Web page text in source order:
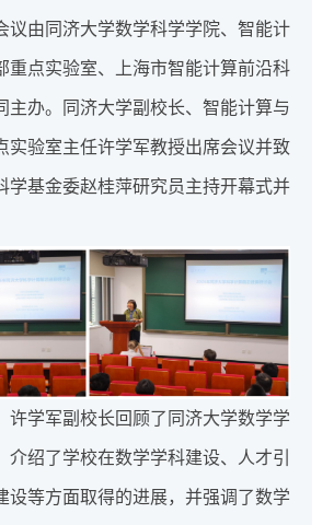
议由同济大学数学科学学院、智能计
重点实验室、上海市智能计算前沿科
主办。同济大学副校长、智能计算与
实验室主任许学军教授出席会议并致
学基金委赵桂萍研究员主持开幕式并
许学军副校长回顾了同济大学数学学
介绍了学校在数学学科建设、人才引
设等方面取得的进展，并强调了数学